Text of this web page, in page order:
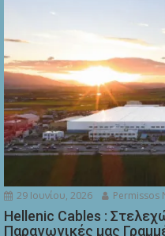
29 Ιουνίου, 2026 Permissos
Hellenic Cables :
Παραγωγικές μας